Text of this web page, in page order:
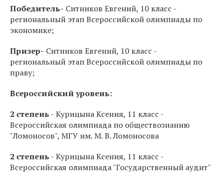
Победитель- Ситников Евгений, 10 класс -
региональный этап Всероссийской олимпиады по
экономике;
Призер- Ситников Евгений, 10 класс -
региональный этап Всероссийской олимпиады по
праву;
Всероссийский уровень:
2 степень - Курицына Ксения, 11 класс -
Всероссийская олимпиада по обществознанию
"Ломоносов", МГУ им. М. В. Ломоносова
2 степень - Курицына Ксения, 11 класс -
Всероссийская олимпиада "Государственный аудит"